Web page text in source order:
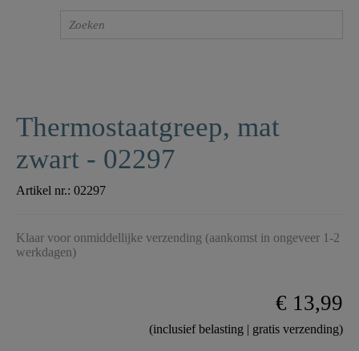
Thermostaatgreep, mat
zwart - 02297
Artikel nr.: 02297
Klaar voor onmiddellijke verzending (aankomst in ongeveer 1-2
werkdagen)
€ 13,99
(inclusief belasting | gratis verzending)